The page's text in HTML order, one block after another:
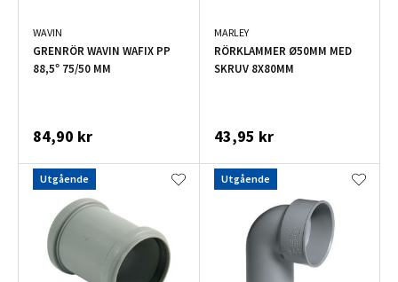
WAVIN
GRENRÖR WAVIN WAFIX PP
88,5° 75/50 MM
84,90 kr
MARLEY
RÖRKLAMMER Ø50MM MED
SKRUV 8X80MM
43,95 kr
Utgående Utgående